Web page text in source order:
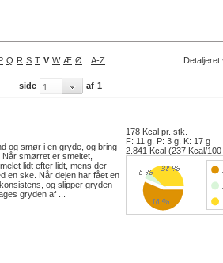
Q R S T V W Æ Ø A-Z Detaljeret
side af 1
og smør i en gryde, og bring
Når smørret er smeltet,
lidt efter lidt, mens der
en ske. Når dejen har fået en
og slipper gryden
gryden af ...
178 Kcal pr. stk.
F: 11 g, P: 3 g, K: 17 g
2.841 Kcal (237 Kcal/100